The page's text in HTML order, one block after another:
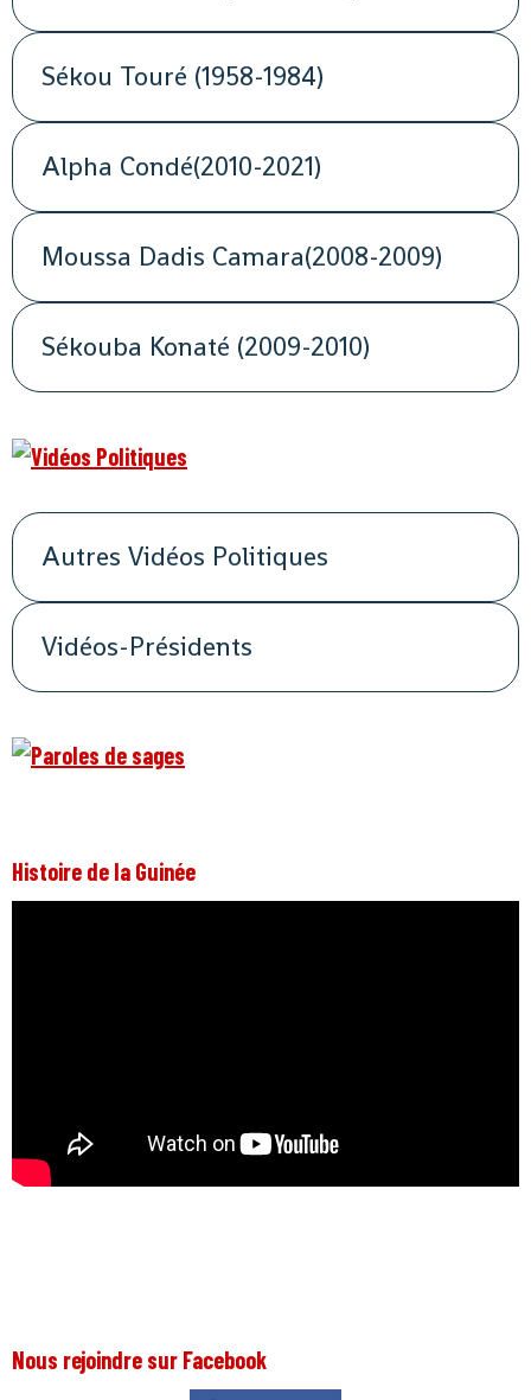
Sékou Touré (1958-1984)
Alpha Condé(2010-2021)
Moussa Dadis Camara(2008-2009)
Sékouba Konaté (2009-2010)
Autres Vidéos Politiques
Vidéos-Présidents
Histoire de la Guinée
Nous rejoindre sur Facebook